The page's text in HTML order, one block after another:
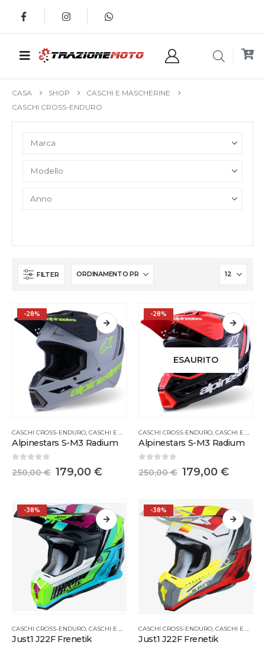
CASA SHOP
CASCHI E MASCHERINE
CASCHI CROSS-ENDURO
FILTER
-28%
CASCHI CROSS-ENDURO, CASCHI E MASCHERINE
Alpinestars S-M3 Radium
250,00€ 179,00€
-28%
ESAURITO
CASCHI CROSS-ENDURO, CASCHI E MASCHERINE
Alpinestars S-M3 Radium
250,00€ 179,00€
-38%
CASCHI CROSS-ENDURO, CASCHI E MASCHERINE
Just1 J22F Frenetik
-38%
CASCHI CROSS-ENDURO, CASCHI E MASCHERINE
Just1 J22F Frenetik